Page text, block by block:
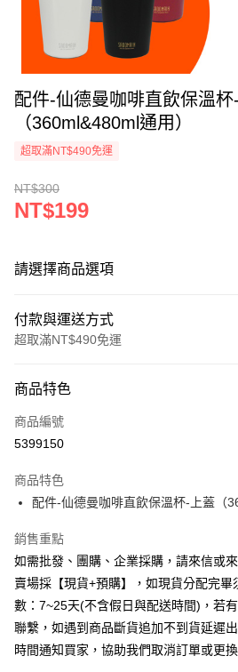
配件-仙德曼咖啡直飲保溫
（360ml&480ml通用）
超取滿NT$490免運
NT$300
NT$199
請選擇商品選項
付款與運送方式
超取滿NT$490免運
信用卡一次付款
信用卡分期付款
合作金庫商業銀行
華南商業銀行
彰
國泰世華商業銀行
臺灣中小企業銀行
台中
匯豐（台灣）商業銀行
華
聯邦商業銀行
遠
元大商業銀行
永
台新國際商業銀行
中國
6 期 0 利率 每期
華南商業銀行
上海商業儲蓄銀行
台
國泰世華商業銀行
兆
臺灣中小企業銀行
台
匯豐（台灣）商業銀行
華
聯邦商業銀行
遠東
元大商業銀行
永
12 期 0 利率 每期NT$16
合作金庫商業銀行
華南商業銀行
彰化
上海商業儲蓄銀行
台
國泰世華商業銀行
兆
臺灣中小企業銀行
台中
匯豐（台灣）商業銀行
華
聯邦商業銀行
遠東
超商取貨付款
LINE Pay
街口支付
悠遊付
商品特色
商品編號
5399150
商品特色
配件-仙德曼咖啡直飲保溫杯-上蓋（
銷售重點
如需批發、團購、企業採購，請來信或來
賣場採【現貨+預購】，如現貨分配完
數：7~25天(不含假日與配送時間)，若
聯繫，如遇到商品斷貨追加不到貨延遲
時間通知買家，協助我們取消訂單或更